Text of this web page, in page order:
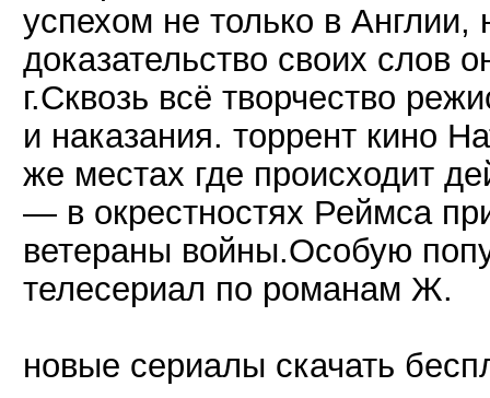
успехом не только в Англии,
доказательство своих слов
г.Сквозь всё творчество
и наказания. торрент кино
же местах где происходит
— в окрестностях Реймса
ветераны войны.Особую
телесериал по романам Ж.
новые сериалы скачать